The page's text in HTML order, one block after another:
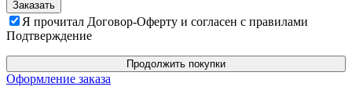
Я прочитал Договор-Оферту и согласен с правилами
Подтверждение
Продолжить покупки
Оформление заказа